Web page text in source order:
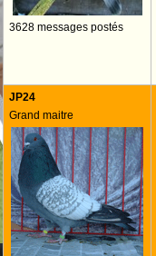
3628 messages postés
JP24
Grand maitre